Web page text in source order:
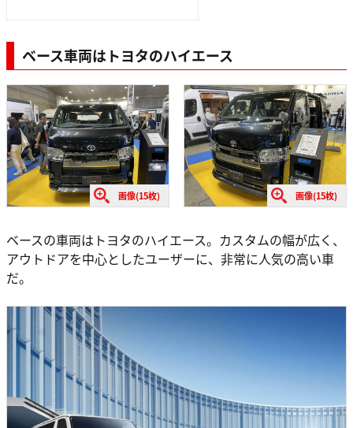
ベース車両はトヨタのハイエース
画像(15枚) 画像(15枚)
ベースの車両はトヨタのハイエース。カスタムの幅が広く、
アウトドアを中心としたユーザーに、非常に人気の高い車
だ。